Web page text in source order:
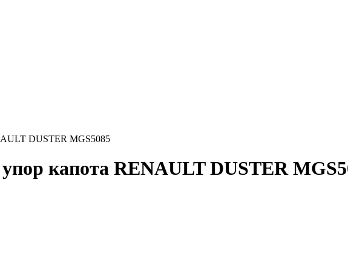
DUSTER MGS5085
капота RENAULT DUSTER